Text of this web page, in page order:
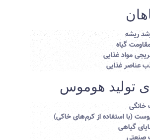
ریشه
گیاه
مواد غذایی
عناصر غذایی
تولید هوموس
(با استفاده از کرم‌های خاکی)
گیاهی